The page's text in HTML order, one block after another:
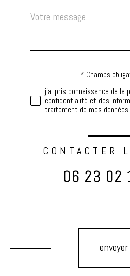
Fieldset
défaut
Message
Validation
* Champs
j'ai pris connaissance de la
confidentialité et des
traitement de mes
CONTACTER
06 23 02
envoyer